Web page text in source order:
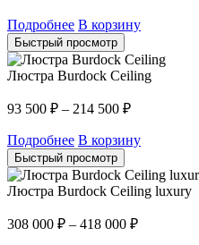
Подробнее В корзину
Быстрый просмотр
Люстра Burdock Ceiling
93 500 ₽ – 214 500 ₽
Подробнее В корзину
Быстрый просмотр
Люстра Burdock Ceiling luxury
308 000 ₽ – 418 000 ₽